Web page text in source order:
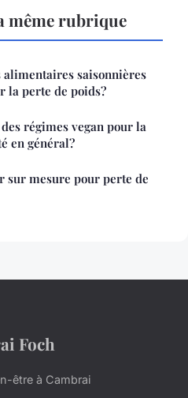
même rubrique
saisonnières
la perte de poids?
régimes vegan pour la
en général?
sur mesure pour perte de
Foch
être à Cambrai